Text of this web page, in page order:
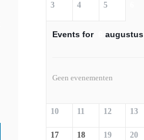
3 4 5
Events for augustus
Geen evenementen
10 11 12 13
17 18 19 20